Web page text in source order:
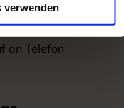
verwenden
an Telefon